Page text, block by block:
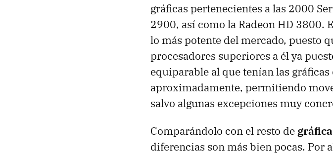
gráficas pertenecientes a las 2000
2900, así como la Radeon HD 3800.
lo más potente del mercado, puesto
procesadores superiores a él ya
equiparable al que tenían las gráficas
aproximadamente, permitiendo
salvo algunas excepciones muy
Comparándolo con el resto de
diferencias son más bien pocas. Por